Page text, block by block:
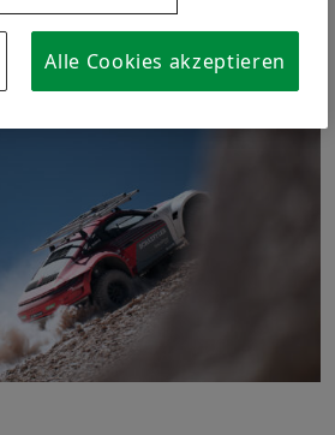
Alle Cookies akzeptieren